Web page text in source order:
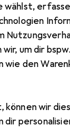
wählst,
um dir
wie den
können wir
dir
Mehr